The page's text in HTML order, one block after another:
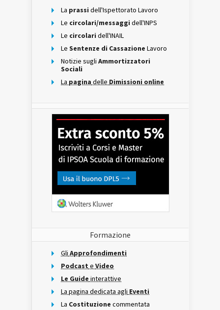
La prassi dell'Ispettorato Lavoro
Le circolari/messaggi dell'INPS
Le circolari dell'INAIL
Le Sentenze di Cassazione Lavoro
Notizie sugli Ammortizzatori
Sociali
La pagina delle Dimissioni online
Formazione
Gli Approfondimenti
Podcast e Video
Le Guide interattive
La pagina dedicata agli Eventi
La Costituzione commentata